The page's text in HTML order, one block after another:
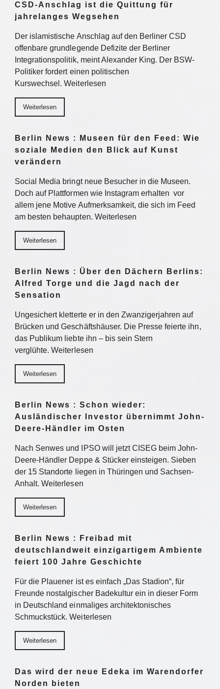
CSD-Anschlag ist die Quittung für
jahrelanges Wegsehen
Der islamistische Anschlag auf den Berliner CSD
offenbare grundlegende Defizite der Berliner
Integrationspolitik, meint Alexander King. Der BSW-
Politiker fordert einen politischen
Kurswechsel. Weiterlesen
Weiterlesen
Berlin News : Museen für den Feed: Wie
soziale Medien den Blick auf Kunst
verändern
Social Media bringt neue Besucher in die Museen.
Doch auf Plattformen wie Instagram erhalten vor
allem jene Motive Aufmerksamkeit, die sich im Feed
am besten behaupten. Weiterlesen
Weiterlesen
Berlin News : Über den Dächern Berlins:
Alfred Torge und die Jagd nach der
Sensation
Ungesichert kletterte er in den Zwanzigerjahren auf
Brücken und Geschäftshäuser. Die Presse feierte ihn,
das Publikum liebte ihn – bis sein Stern
verglühte. Weiterlesen
Weiterlesen
Berlin News : Schon wieder:
Ausländischer Investor übernimmt John-
Deere-Händler im Osten
Nach Senwes und IPSO will jetzt CISEG beim John-
Deere-Händler Deppe & Stücker einsteigen. Sieben
der 15 Standorte liegen in Thüringen und Sachsen-
Anhalt. Weiterlesen
Weiterlesen
Berlin News : Freibad mit
deutschlandweit einzigartigem Ambiente
feiert 100 Jahre Geschichte
Für die Plauener ist es einfach „Das Stadion“, für
Freunde nostalgischer Badekultur ein in dieser Form
in Deutschland einmaliges architektonisches
Schmuckstück. Weiterlesen
Weiterlesen
Das wird der neue Edeka im Warendorfer
Norden bieten